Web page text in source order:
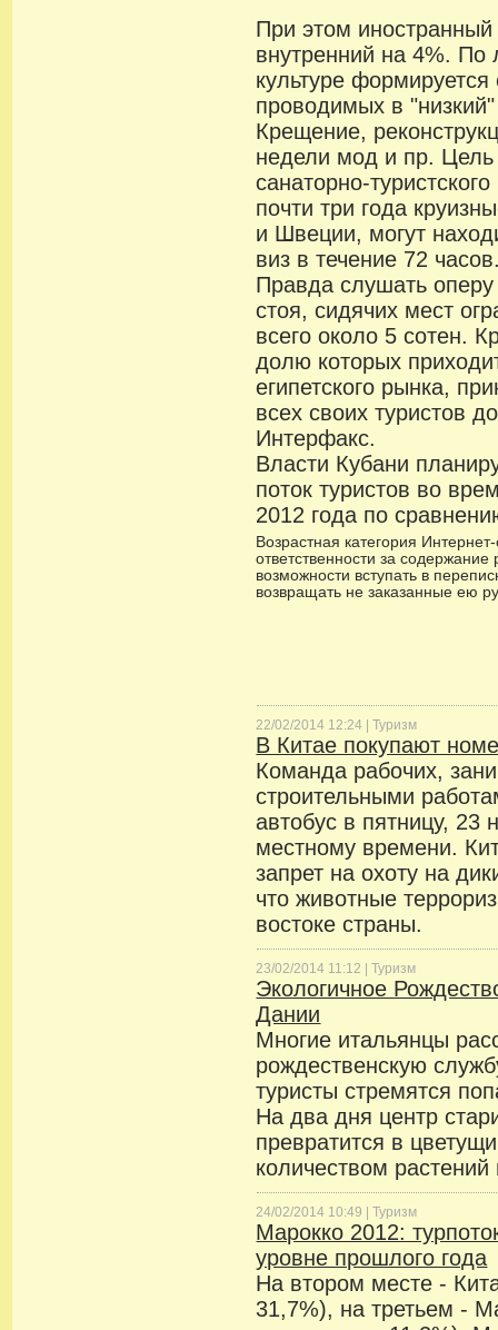
При этом
внутренний на 4%. По
культуре
проводимых в
Крещение,
недели мод и пр.
санаторно-
почти три года
и Швеции, могут
виз в течение 72
Правда слушать оперу
стоя, сидячих мест
всего около 5 сотен.
долю которых
египетского рынка,
всех своих туристов
Интерфакс.
Власти Кубани
поток туристов во
2012 года по
Возрастная категория
ответственности за
возможности вступать в
возвращать не заказанные ею
22/02/2014 12:24 |Туризм
В Китае покупают
Команда рабочих,
строительными
автобус в пятницу, 23
местному времени.
запрет на охоту на
что животные
востоке страны.
23/02/2014 11:12 |Туризм
Экологичное
Дании
Многие итальянцы
рождественскую
туристы стремятся
На два дня центр
превратится в
количеством
24/02/2014 10:49 |Туризм
Марокко 2012:
уровне прошлого года
На втором месте -
31,7%), на третьем -